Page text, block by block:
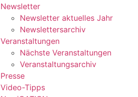
Newsletter
Newsletter aktuelles Jahr
Newslettersarchiv
Veranstaltungen
Nächste Veranstaltungen
Veranstaltungsarchiv
Presse
Video-Tipps